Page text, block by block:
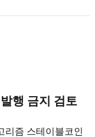
행 금지 검토
리즘 스테이블코인